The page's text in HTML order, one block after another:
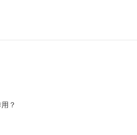
公寓 助力招才引智工作开展
会 累计提供岗位1064个
项行动 加快惠企政策兑现
？